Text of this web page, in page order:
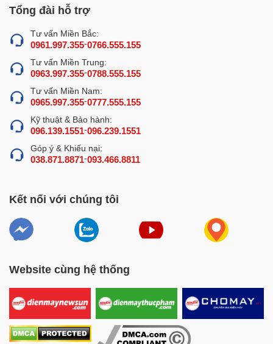
Như vậy, thay vì phải bỏ ra nhiều chi phí thuê nhân công
tách xương cá công nghiệp sẽ là giải pháp tối ưu hơn
hẳn, không chỉ giúp tiết kiệm tối đa chi phí mà còn có thể
nâng cao đáng kể năng suất, chất lượng thành phẩm đầu
Ưu điểm nổi bật của máy tách xương cá
NS-MTXC300
Tổng đài hỗ trợ
Tư vấn Miền Bắc:
0961.997.355-0766.555.155
Tư vấn Miền Trung:
0963.997.355-0788.555.155
Tư vấn Miền Nam:
0965.997.355-0777.555.155
Kỹ thuật & Bảo hành:
096.139.1551-096.239.1551
Góp ý & Khiếu nại:
038.871.8871-093.466.8811
Kết nối với chúng tôi
Website cùng hệ thống